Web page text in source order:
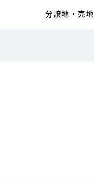
分譲地・売地